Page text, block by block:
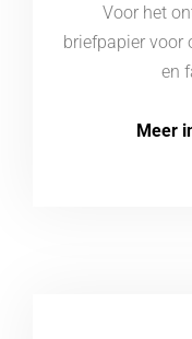
Voor het
briefpapier voor
en
Meer